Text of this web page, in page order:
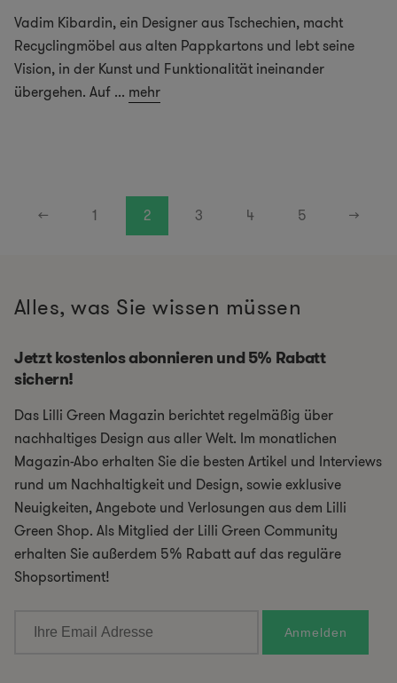
Vadim Kibardin, ein Designer aus Tschechien, macht
Recyclingmöbel aus alten Pappkartons und lebt seine
Vision, in der Kunst und Funktionalität ineinander
übergehen. Auf ... mehr
← 1 2 3 4 5 →
Alles, was Sie wissen müssen
Jetzt kostenlos abonnieren und 5% Rabatt
sichern!
Das Lilli Green Magazin berichtet regelmäßig über
nachhaltiges Design aus aller Welt. Im monatlichen
Magazin-Abo erhalten Sie die besten Artikel und Interviews
rund um Nachhaltigkeit und Design, sowie exklusive
Neuigkeiten, Angebote und Verlosungen aus dem Lilli
Green Shop. Als Mitglied der Lilli Green Community
erhalten Sie außerdem 5% Rabatt auf das reguläre
Shopsortiment!